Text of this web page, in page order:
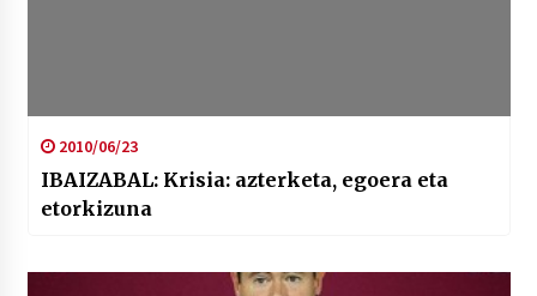
2010/06/23
IBAIZABAL: Krisia: azterketa, egoera eta
etorkizuna